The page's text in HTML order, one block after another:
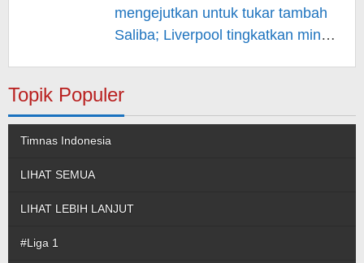
mengejutkan untuk tukar tambah
Saliba; Liverpool tingkatkan minat
Topik Populer
Timnas Indonesia
LIHAT SEMUA
LIHAT LEBIH LANJUT
#Liga 1